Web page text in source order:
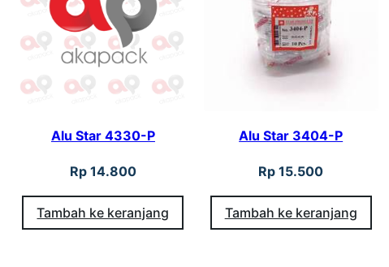
3
-
Alu Star 4330-P
Rp14.800
Tambah ke keranjang
Alu Star 3404-P
Rp 15.500
Tambah ke keranjang